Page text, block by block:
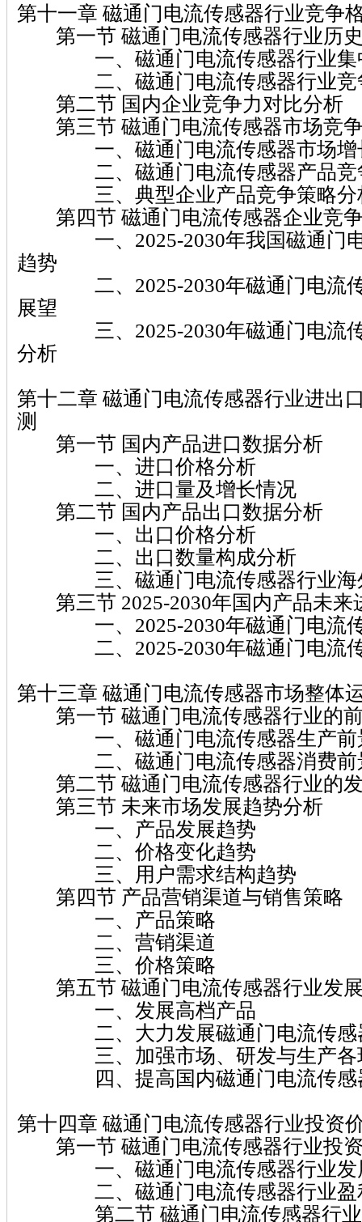
第十一章 磁通门电流传感器行业竞争
第一节 磁通门电流传感器行业历
一、磁通门电流传感器行业集
二、磁通门电流传感器行业竞
第二节 国内企业竞争力对比分析
第三节 磁通门电流传感器市场竞
一、磁通门电流传感器市场增
二、磁通门电流传感器产品竞
三、典型企业产品竞争策略分
第四节 磁通门电流传感器企业竞
一、2025-2030年我国磁通门电
趋势
二、2025-2030年磁通门电流传
展望
三、2025-2030年磁通门电流传
分析
第十二章 磁通门电流传感器行业进出
测
第一节 国内产品进口数据分析
一、进口价格分析
二、进口量及增长情况
第二节 国内产品出口数据分析
一、出口价格分析
二、出口数量构成分析
三、磁通门电流传感器行业海
第三节 2025-2030年国内产品未来
一、2025-2030年磁通门电流传
二、2025-2030年磁通门电流传
第十三章 磁通门电流传感器市场整体
第一节 磁通门电流传感器行业的
一、磁通门电流传感器生产前
二、磁通门电流传感器消费前
第二节 磁通门电流传感器行业的
第三节 未来市场发展趋势分析
一、产品发展趋势
二、价格变化趋势
三、用户需求结构趋势
第四节 产品营销渠道与销售策略
一、产品策略
二、营销渠道
三、价格策略
第五节 磁通门电流传感器行业发
一、发展高档产品
二、大力发展磁通门电流传感
三、加强市场、研发与生产各
四、提高国内磁通门电流传感
第十四章 磁通门电流传感器行业投资
第一节 磁通门电流传感器行业投
一、磁通门电流传感器行业发
二、磁通门电流传感器行业盈
第二节 磁通门电流传感器行业